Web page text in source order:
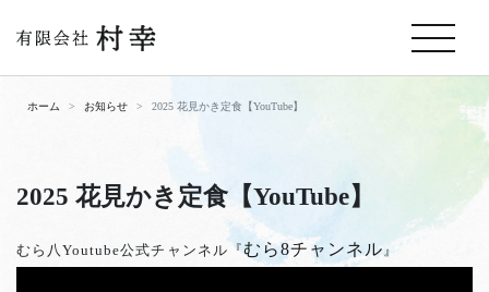
ホーム お知らせ 2025 花見かき定食【YouTube】
2025 花見かき定食【YouTube】
むら八Youtube公式チャンネル『むら8チャンネル』